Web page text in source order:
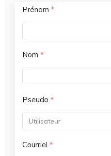
Prénom *
Nom *
Pseudo *
Courriel *